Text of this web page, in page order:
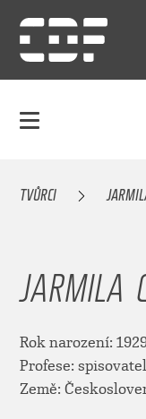
TVŮRCI
JARMILA
Rok narození:
Profese:
Země: